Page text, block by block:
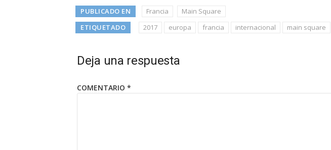
PUBLICADO EN Francia
Main Square
ETIQUETADO
2017 europa francia internacional main square
Deja una respuesta
COMENTARIO *